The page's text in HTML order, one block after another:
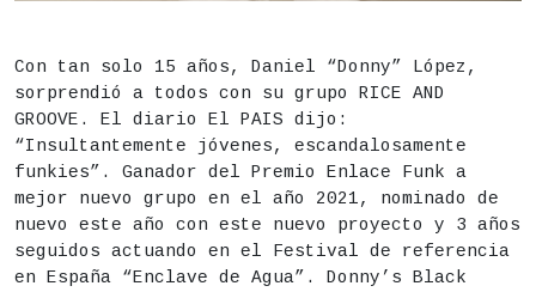
Duración aproximada: 90 minutos
Actividad para todos los públicos
Lugar
Instituto de Educación Secundaria (IES) San
Precio
15€
Apertura de puertas: 21h
Con tan solo 15 años, Daniel “Donny” López,
sorprendió a todos con su grupo RICE AND
GROOVE. El diario El PAIS dijo:
“Insultantemente jóvenes, escandalosamente
funkies”. Ganador del Premio Enlace Funk a
mejor nuevo grupo en el año 2021, nominado de
nuevo este año con este nuevo proyecto y 3 años
seguidos actuando en el Festival de referencia
en España “Enclave de Agua”. Donny’s Black